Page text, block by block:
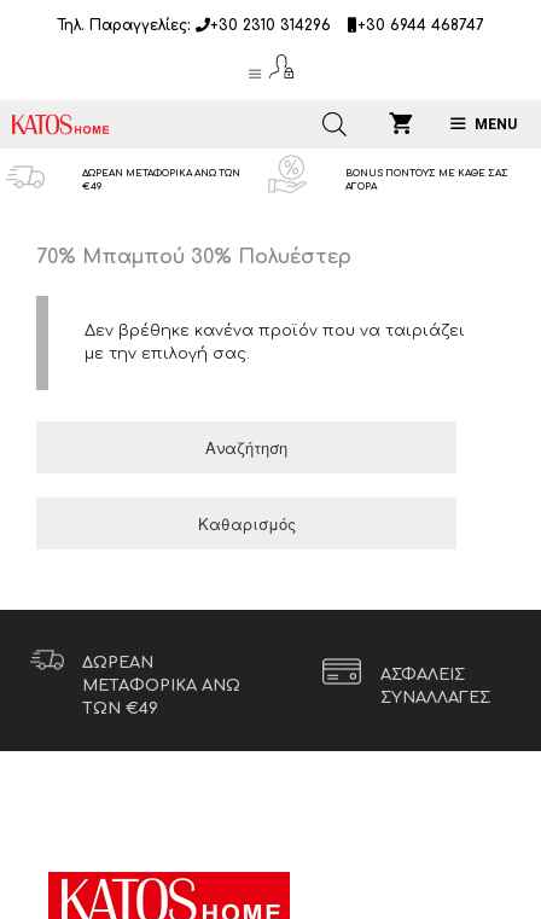
Τηλ. Παραγγελίες: +30 2310 314296 +30 6944 468747
MENU
ΔΩΡΕΑΝ ΜΕΤΑΦΟΡΙΚΑ ΑΝΩ ΤΩΝ
€49
BONUS ΠΟΝΤΟΥΣ ΜΕ ΚΑΘΕ ΣΑΣ
ΑΓΟΡΑ
70% Μπαμπού 30% Πολυέστερ
Δεν βρέθηκε κανένα προϊόν που να ταιριάζει
με την επιλογή σας.
Αναζήτηση
Καθαρισμός
ΔΩΡΕΑΝ
ΜΕΤΑΦΟΡΙΚΑ ΑΝΩ
ΤΩΝ €49
ΑΣΦΑΛΕΙΣ
ΣΥΝΑΛΛΑΓΕΣ